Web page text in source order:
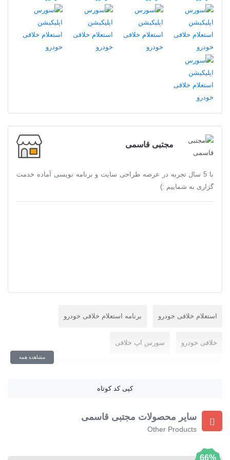
مجتبی قاسمی
با 5 سال تجربه در عرصه طراحی سایت و برنامه نویسی آماده خدمت
گزاری به شماییم :)
استعلام خلافی خودرو برنامه استعلام خلافی خودرو
خلافی خودرو سورس اپ خلافی
سورس خلافی خودرو سورس خلافی خودرو با b4a
سورس خلافی ماشین
مشاهده همه
کپی کد کوتاه
سایر محصولات مجتبی قاسمی
Other Products
66%